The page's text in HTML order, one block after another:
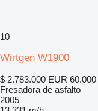
10
Wirtgen W1900
$ 2.783.000 EUR 60.000
Fresadora de asfalto
2005